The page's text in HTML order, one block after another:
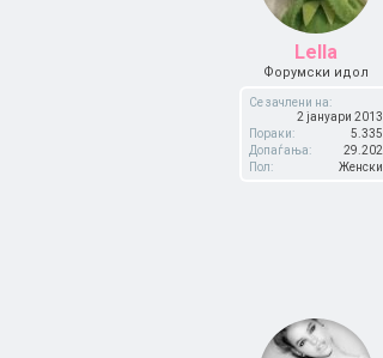
Lella
Форумски идол
Се зачлени на:
2 јануари 2013
Пораки:
5.335
Допаѓања:
29.202
Пол:
Женски